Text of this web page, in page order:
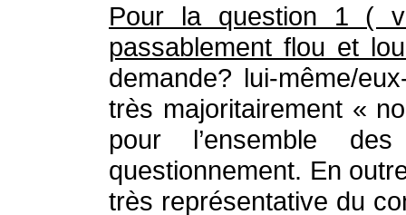
Pour la question 1 (
passablement flou et
demande? lui-même/
très majoritairement «
pour l’ensemble
questionnement. En
très représentative du